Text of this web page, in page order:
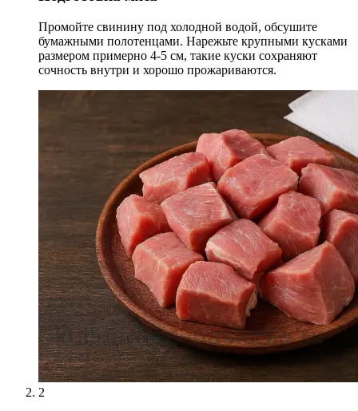
Промойте свинину под холодной водой, обсушите
бумажными полотенцами. Нарежьте крупными кусками
размером примерно 4-5 см, такие куски сохраняют
сочность внутри и хорошо прожариваются.
2